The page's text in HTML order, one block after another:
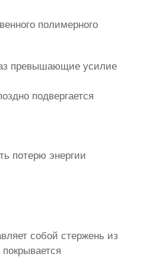
полимерного
превышающие усилие
подвергается
потерю энергии
собой стержень из